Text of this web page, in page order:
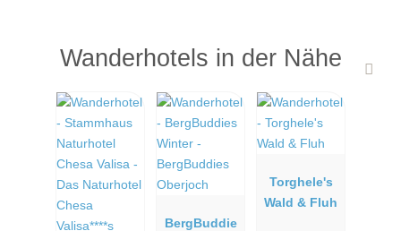
Wanderhotels in der Nähe
BergBuddie
Torghele's
Wald & Fluh